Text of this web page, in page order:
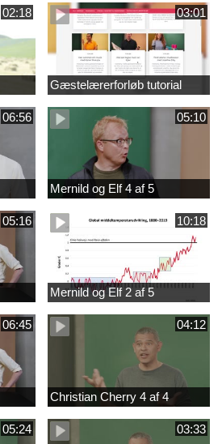
02:18 03:01
Gæstelærerforløb tutorial
06:56 05:10
Mernild og Elf 4 af 5
05:16 10:18
Mernild og Elf 2 af 5
06:45 04:12
Christian Cherry 4 af 4
05:24 03:33